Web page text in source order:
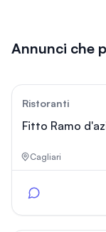
Annunci che
Ristoranti
Fitto Ramo
Cagliari